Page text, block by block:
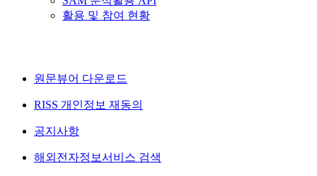
활용 및 참여 현황
원문뷰어 다운로드
RISS 개인정보 재동의
공지사항
해외전자정보서비스 검색